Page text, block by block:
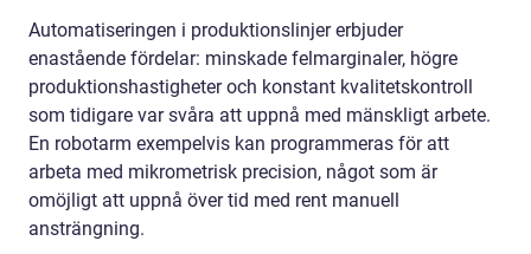
Automatiseringen i produktionslinjer erbjuder
enastående fördelar: minskade felmarginaler, högre
produktionshastigheter och konstant kvalitetskontroll
som tidigare var svåra att uppnå med mänskligt arbete.
En robotarm exempelvis kan programmeras för att
arbeta med mikrometrisk precision, något som är
omöjligt att uppnå över tid med rent manuell
ansträngning.